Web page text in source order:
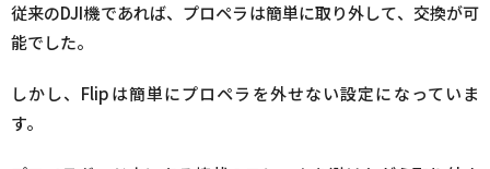
従来のDJI機であれば、プロペラは簡単に取り外して、交換が可
能でした。
しかし、Flipは簡単にプロペラを外せない設定になっていま
す。